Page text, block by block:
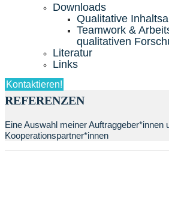
Downloads
Qualitative
Teamwork &
qualitativen
Literatur
Links
Kontaktieren!
REFERENZEN
Eine Auswahl meiner Auftraggeber*innen
Kooperationspartner*innen